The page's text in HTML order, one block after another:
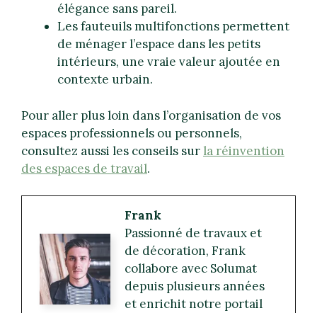
élégance sans pareil.
Les fauteuils multifonctions permettent
de ménager l’espace dans les petits
intérieurs, une vraie valeur ajoutée en
contexte urbain.
Pour aller plus loin dans l’organisation de vos
espaces professionnels ou personnels,
consultez aussi les conseils sur la réinvention
des espaces de travail.
Frank
Passionné de travaux et
de décoration, Frank
collabore avec Solumat
depuis plusieurs années
et enrichit notre portail